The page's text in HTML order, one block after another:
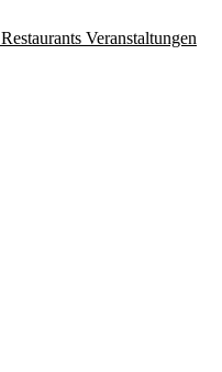
Restaurants Veranstaltungen